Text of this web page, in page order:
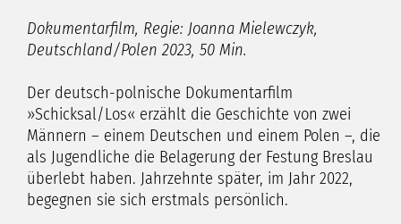
Dokumentarfilm, Regie: Joanna Mielewczyk,
Deutschland/Polen 2023, 50 Min.
Der deutsch-polnische Dokumentarfilm
»Schicksal/Los« erzählt die Geschichte von zwei
Männern – einem Deutschen und einem Polen –, die
als Jugendliche die Belagerung der Festung Breslau
überlebt haben. Jahrzehnte später, im Jahr 2022,
begegnen sie sich erstmals persönlich.